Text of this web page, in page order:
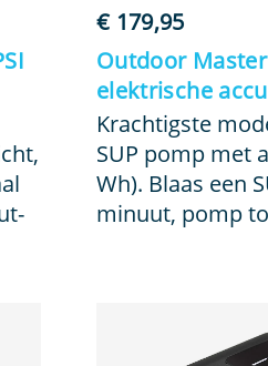
€179,95
Outdoor
elektrische
Krachtigste
SUP pomp met
Wh). Blaas een
minuut, pomp